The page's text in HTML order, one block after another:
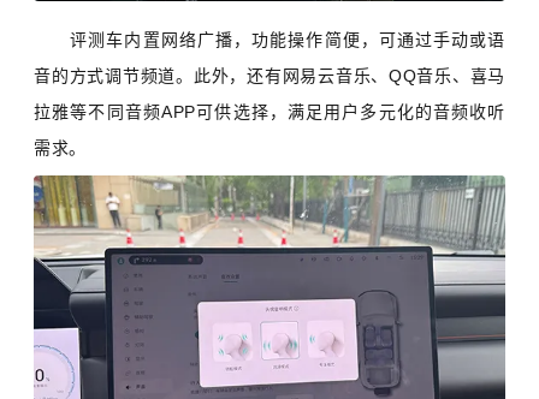
评测车内置网络广播，功能操作简便，可通过手动或语
音的方式调节频道。此外，还有网易云音乐、QQ音乐、喜马
拉雅等不同音频APP可供选择，满足用户多元化的音频收听
需求。